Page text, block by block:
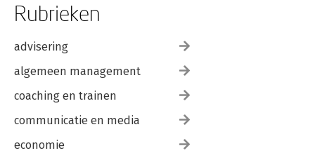
Rubrieken
advisering
algemeen management
coaching en trainen
communicatie en media
economie